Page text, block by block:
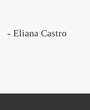
- Eliana Castro